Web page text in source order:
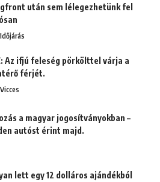
után sem lélegezhetünk fel
Időjárás
Az ifjú feleség pörkölttel várja a
férjét.
Vicces
a magyar jogosítványokban –
autóst érint majd.
lett egy 12 dolláros ajándékból